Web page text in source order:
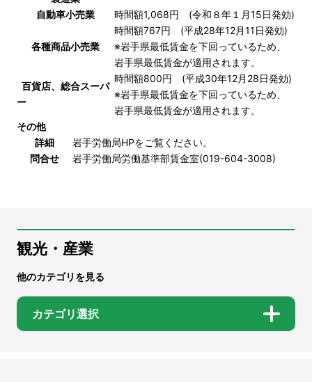
自動車小売業 時間額1,068円 (令和８年１月15日発効)
各種商品小売業
時間額767円 (平成28年12月11日発効)
※岩手県最低賃金を下回っているため、
岩手県最低賃金が適用されます。
百貨店、総合スーパ
ー
時間額800円 (平成30年12月28日発効)
※岩手県最低賃金を下回っているため、
岩手県最低賃金が適用されます。
その他
詳細
岩手労働局HPをご覧ください。
問合せ
岩手労働局労働基準部賃金室(019-604-3008)
観光・産業
他のカテゴリを見る
カテゴリ選択